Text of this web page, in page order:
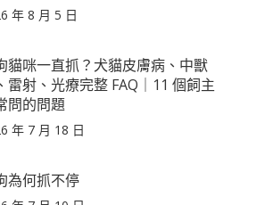
年 8 月 5 日
貓咪一直抓？犬貓皮膚病、中獸
雷射、光療完整 FAQ｜11 個飼主
問的問題
年 7 月 18 日
為何抓不停